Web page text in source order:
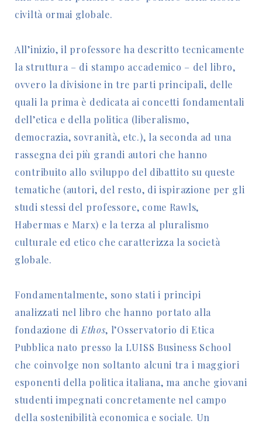
civiltà ormai globale.
All’inizio, il professore ha descritto tecnicamente
la struttura – di stampo accademico – del libro,
ovvero la divisione in tre parti principali, delle
quali la prima è dedicata ai concetti fondamentali
dell’etica e della politica (liberalismo,
democrazia, sovranità, etc.), la seconda ad una
rassegna dei più grandi autori che hanno
contribuito allo sviluppo del dibattito su queste
tematiche (autori, del resto, di ispirazione per gli
studi stessi del professore, come Rawls,
Habermas e Marx) e la terza al pluralismo
culturale ed etico che caratterizza la società
globale.
Fondamentalmente, sono stati i principi
analizzati nel libro che hanno portato alla
fondazione di Ethos, l’Osservatorio di Etica
Pubblica nato presso la LUISS Business School
che coinvolge non soltanto alcuni tra i maggiori
esponenti della politica italiana, ma anche giovani
studenti impegnati concretamente nel campo
della sostenibilità economica e sociale. Un